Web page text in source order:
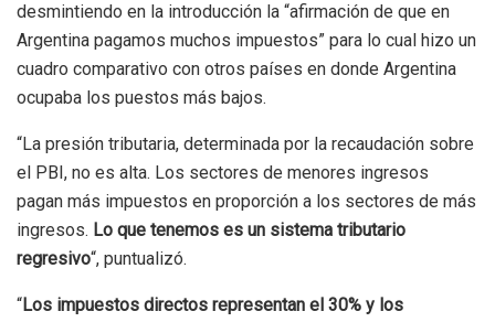
desmintiendo en la introducción la “afirmación de que en
Argentina pagamos muchos impuestos” para lo cual hizo un
cuadro comparativo con otros países en donde Argentina
ocupaba los puestos más bajos.
“La presión tributaria, determinada por la recaudación sobre
el PBI, no es alta. Los sectores de menores ingresos
pagan más impuestos en proporción a los sectores de más
ingresos. Lo que tenemos es un sistema tributario
regresivo“, puntualizó.
“Los impuestos directos representan el 30% y los